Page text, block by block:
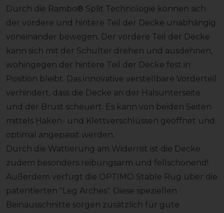
Durch die Rambo® Split Technologie können sich
der vordere und hintere Teil der Decke unabhängig
voneinander bewegen. Der vordere Teil der Decke
kann sich mit der Schulter drehen und ausdehnen,
wohingegen der hintere Teil der Decke fest in
Position bleibt. Das innovative verstellbare Vorderteil
verhindert, dass die Decke an der Halsunterseite
und der Brust scheuert. Es kann von beiden Seiten
mittels Haken- und Klettverschlüssen geöffnet und
optimal angepasst werden.
Durch die Wattierung am Widerrist ist die Decke
zudem besonders reibungsarm und fellschonend!
Außerdem verfügt die OPTIMO Stable Rug über die
patentierten "Leg Arches". Diese speziellen
Beinausschnitte sorgen zusätzlich für gute